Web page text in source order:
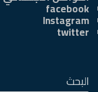
facebook
Instagram
twitter
البحث